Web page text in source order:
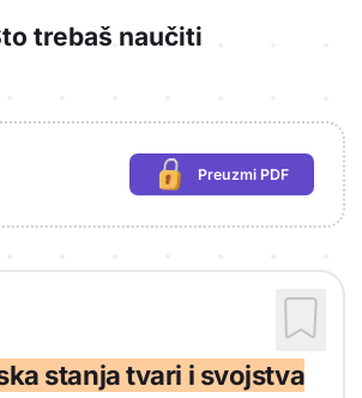
trebaš naučiti
Preuzmi PDF
(potrebna prijava)
stanja tvari i svojstva